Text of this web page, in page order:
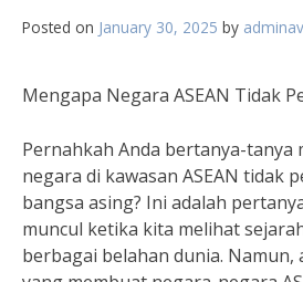
Posted on January 30, 2025 by
Mengapa Negara ASEAN Tidak
Pernahkah Anda bertanya-tanya
negara di kawasan ASEAN tidak
bangsa asing? Ini adalah
muncul ketika kita melihat
berbagai belahan dunia.